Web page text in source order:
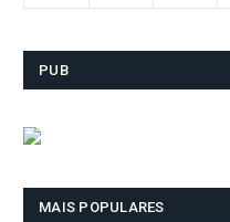
PUB
MAIS POPULARES